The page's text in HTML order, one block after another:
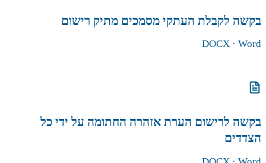
בקשה לקבלת העתקי מסמכים מתיק רישום
DOCX · Word
בקשה לרישום הערת אזהרה החתומה על ידי כל
הצדדים